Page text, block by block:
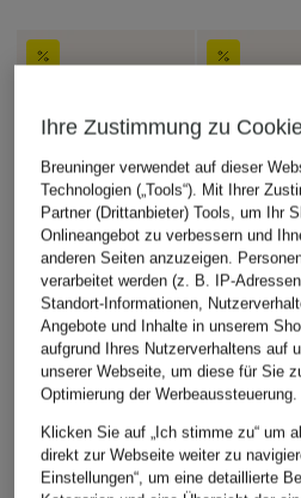
Ihre Zustimmung zu
Breuninger verwendet auf dieser
Technologien („Tools“). Mit Ihrer
Partner (Drittanbieter) Tools, um Ihr
Onlineangebot zu verbessern und
anderen Seiten anzuzeigen.
verarbeitet werden (z. B. IP-
Standort-Informationen,
Angebote und Inhalte in unserem
aufgrund Ihres Nutzerverhaltens auf
unserer Webseite, um diese für Sie
Optimierung der Werbeaussteuerung.
Klicken Sie auf „Ich stimme zu“ um
direkt zur Webseite weiter zu
Einstellungen“, um eine detaillierte